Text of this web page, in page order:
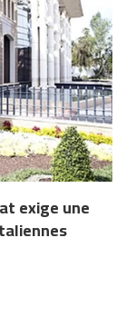
exige une